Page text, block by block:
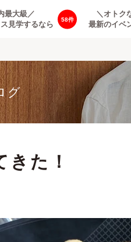
58
最大級／
見学するなら
＼オトク
最新のイベ
グ
た！